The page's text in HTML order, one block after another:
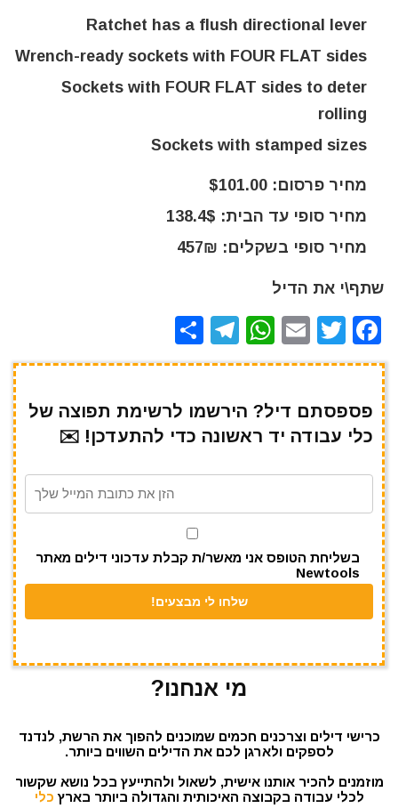
Ratchet has a flush directional lever
Wrench-ready sockets with FOUR FLAT sides
Sockets with FOUR FLAT sides to deter
rolling
Sockets with stamped sizes
מחיר פרסום: $101.00
מחיר סופי עד הבית: 138.4$
מחיר סופי בשקלים: 457₪
שתף\י את הדיל
F
a
e
b
o
T
w
te
r
E
m
l
W
h
s
A
p
T
el
gr
a
m
h
e
פספסתם דיל? הירשמו לרשימת תפוצה של
כלי עבודה יד ראשונה כדי להתעדכן! ✉️
בשליחת הטופס אני מאשר/ת קבלת עדכוני דילים מאתר
Newtools
מי אנחנו?
כרישי דילים וצרכנים חכמים שמוכנים להפוך את הרשת, לנדנד
לספקים ולארגן לכם את הדילים השווים ביותר.
מוזמנים להכיר אותנו אישית, לשאול ולהתייעץ בכל נושא שקשור
לכלי עבודה בקבוצה האיכותית והגדולה ביותר בארץ כלי